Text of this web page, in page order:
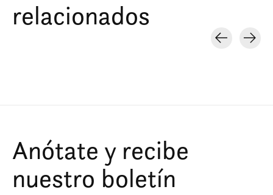
relacionados
Anótate y recibe
nuestro boletín